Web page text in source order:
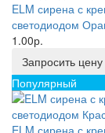
ELM сирена с
светодиодом
1.00р.
Запросить цену
Популярный
ELM сирена с